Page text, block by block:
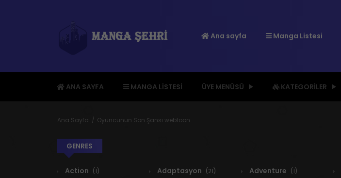
Ana sayfa Manga Listesi
ANA SAYFA MANGA LISTESI ÜYE MENÜSÜ KATEGORILER
Ana Sayfa Oyuncunun Son Şansı webtoon
GENRES
Action (1) Adaptasyon (21) Adventure (1)